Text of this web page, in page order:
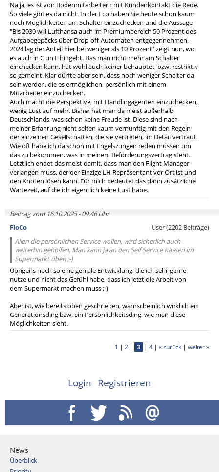
Na ja, es ist von Bodenmitarbeitern mit Kundenkontakt die Rede.
So viele gibt es da nicht. In der Eco haben Sie heute schon kaum
noch Möglichkeiten am Schalter einzuchecken und die Aussage
"Bis 2030 will Lufthansa auch im Premiumbereich 50 Prozent des
Aufgabegepäcks über Drop-off-Automaten entgegennehmen,
2024 lag der Anteil hier bei weniger als 10 Prozent" zeigt nun, wo
es auch in C un F hingeht. Das man nicht mehr am Schalter
einchecken kann, hat wohl auch keiner behauptet, bzw. restriktiv
so gemeint. Klar dürfte aber sein, dass noch weniger Schalter da
sein werden, die es ermöglichen, persönlich mit einem
Mitarbeiter einzuchecken.
Auch macht die Perspektive, mit Handlingagenten einzuchecken,
wenig Lust auf mehr. Bisher hat man da meist außerhalb
Deutschlands, was schon keine Freude ist. Diese sind nach
meiner Erfahrung nicht selten kaum vernünftig mit den Regeln
der einzelnen Gesellschaften, die sie vertreten, im Detail vertraut.
Wie oft habe ich da schon mit Engelszungen reden müssen um
das zu bekommen, was in meinem Beförderungsvertrag steht.
Letztlich endet das meist damit, dass man den Flight Manager
verlangen muss, der der Einzige LH Repräsentant vor Ort ist und
den Knoten lösen kann. Für mich bedeutet das dann zusätzliche
Wartezeit, auf die ich eigentlich keine Lust habe.
Beitrag vom 16.10.2025 - 09:46 Uhr
FloCo
User (2202 Beiträge)
Allen die persönlichen Service wollen, wird sicherlich auch
weiterhin geholfen. Man kann ja an den Self Service Kassen im
Supermarkt üben ;-)
Übrigens noch so eine geniale Entwicklung, die ich sehr gerne
nutze und nicht das Gefühl habe, dass ich jetzt die Arbeit von
dem Supermarkt machen muss ;-)
Aber ist, wie bereits oben geschrieben, wahrscheinlich wirklich ein
Generationsding bzw. ein Persönlichkeitsding, wie man diese
Möglichkeiten sieht.
1 | 2 | 3 | 4 | « zurück | weiter »
Login Registrieren
News
Überblick